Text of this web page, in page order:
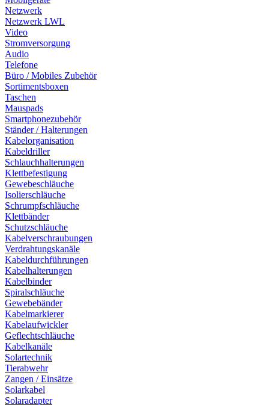
Netzwerk
Netzwerk LWL
Video
Stromversorgung
Audio
Telefone
Büro / Mobiles Zubehör
Sortimentsboxen
Taschen
Mauspads
Smartphonezubehör
Ständer / Halterungen
Kabelorganisation
Kabeldriller
Schlauchhalterungen
Klettbefestigung
Gewebeschläuche
Isolierschläuche
Schrumpfschläuche
Klettbänder
Schutzschläuche
Kabelverschraubungen
Verdrahtungskanäle
Kabeldurchführungen
Kabelhalterungen
Kabelbinder
Spiralschläuche
Gewebebänder
Kabelmarkierer
Kabelaufwickler
Geflechtschläuche
Kabelkanäle
Solartechnik
Tierabwehr
Zangen / Einsätze
Solarkabel
Solaradapter